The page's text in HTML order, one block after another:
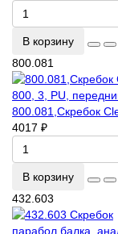
В корзину
800.081
800.081,Скребок
4017 ₽
В корзину
432.603